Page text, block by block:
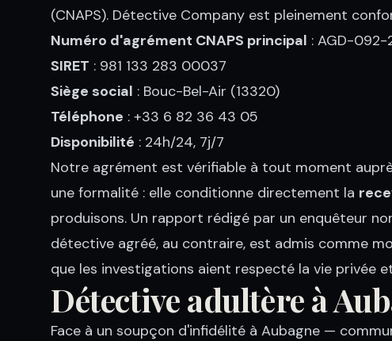
(CNAPS). Détective Company est pleinement
Numéro d'agrément CNAPS principal : AGD-
SIRET : 981 133 283 00037
Siège social : Bouc-Bel-Air (13320)
Téléphone : +33 6 82 36 43 05
Disponibilité : 24h/24, 7j/7
Notre agrément est vérifiable à tout moment
une formalité : elle conditionne directement la
produisons. Un rapport rédigé par un enquêteur
détective agréé, au contraire, est admis comme
que les investigations aient respecté la vie privée
Détective adultère à
Face à un soupçon d'infidélité à Aubagne —